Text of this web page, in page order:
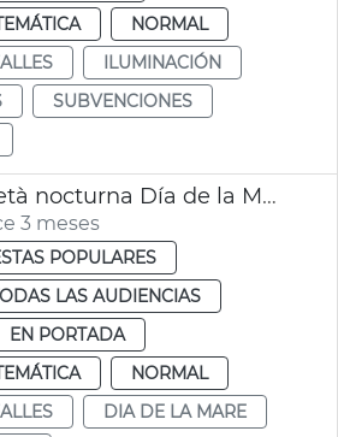
NORMAL
ILUMINACIÓN
SUBVENCIONES
Sorteo mascletà nocturna Día de la Madre València
3 meses
POPULARES
LAS AUDIENCIAS
EN PORTADA
NORMAL
DIA DE LA MARE